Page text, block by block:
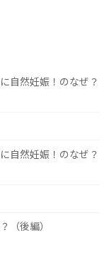
自然妊娠！のなぜ？
自然妊娠！のなぜ？
（後編）